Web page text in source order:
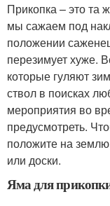
Прикопка – это та
мы сажаем под
положении
перезимует хуже.
которые гуляют
ствол в поисках
мероприятия во
предусмотреть.
положите на
или доски.
Яма для